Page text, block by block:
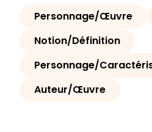
Personnage/Œuvre
Notion/Définition
Personnage/
Auteur/Œuvre